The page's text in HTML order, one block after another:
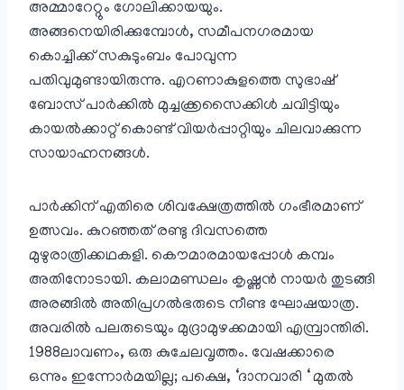
അമ്മാറേറ്റും ഗോലിക്കായയും.
അങ്ങനെയിരിക്കുമ്പോൾ, സമീപനഗരമായ
കൊച്ചിക്ക് സകുടുംബം പോവുന്ന
പതിവുമുണ്ടായിരുന്നു. എറണാകുളത്തെ സുഭാഷ്
ബോസ് പാർക്കിൽ മുച്ചക്ക്രസൈക്കിൾ ചവിട്ടിയും
കായൽക്കാറ്റ് കൊണ്ട് വിയർപ്പാറ്റിയും ചിലവാക്കുന്ന
സായാഹ്നനങ്ങൾ.
പാർക്കിന് എതിരെ ശിവക്ഷേത്രത്തിൽ ഗംഭീരമാണ്
ഉത്സവം. കുറഞ്ഞത് രണ്ടു ദിവസത്തെ
മുഴുരാത്രിക്കഥകളി. കൌമാരമായപ്പോൾ കമ്പം
അതിനോടായി. കലാമണ്ഡലം കൃഷ്ണൻ നായർ തുടങ്ങി
അരങ്ങിൽ അതിപ്രഗൽഭരുടെ നീണ്ട ഘോഷയാത്ര.
അവരിൽ പലരുടെയും മുദ്രാമുഴക്കമായി എമ്പ്രാന്തിരി.
1988ലാവണം, ഒരു കുചേലവൃത്തം. വേഷക്കാരെ
ഒന്നും ഇന്നോർമയില്ല; പക്ഷെ, ‘ദാനവാരി ‘ മുതൽ